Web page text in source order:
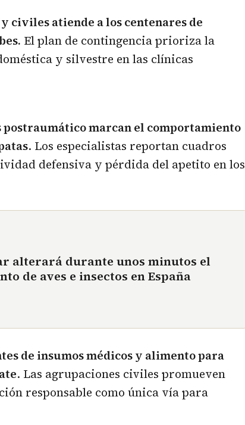
civiles atiende a los centenares de
El plan de contingencia prioriza la
y silvestre en las clínicas
marcan el comportamiento
. Los especialistas reportan cuadros
defensiva y pérdida del apetito en los
alterará durante unos minutos el
de aves e insectos en España
de insumos médicos y alimento para
. Las agrupaciones civiles promueven
responsable como única vía para